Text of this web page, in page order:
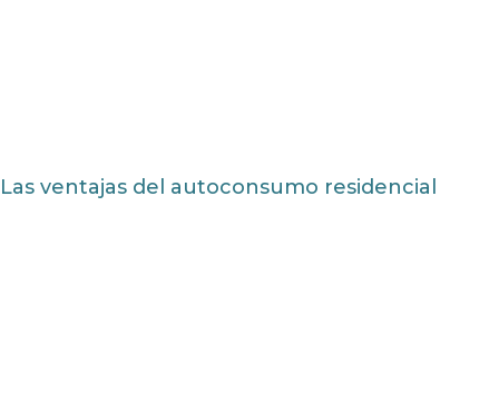
Las ventajas del autoconsumo residencial